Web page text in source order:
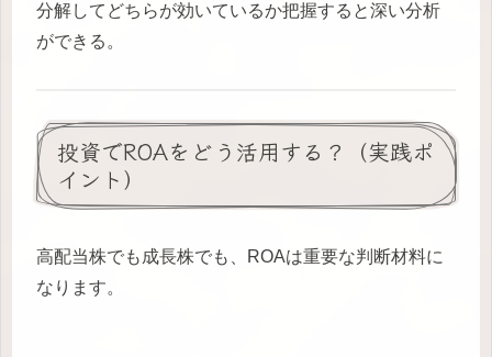
分解してどちらが効いているか把握すると深い分析
ができる。
投資でROAをどう活用する？（実践ポ
イント）
高配当株でも成長株でも、ROAは重要な判断材料に
なります。